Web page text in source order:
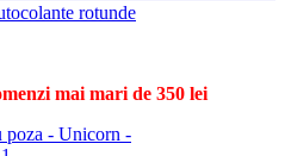
rotunde
mai mari de 350 lei